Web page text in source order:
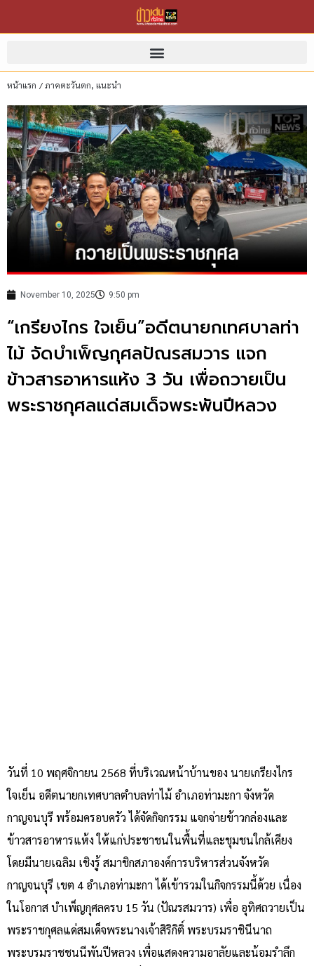
หน้าแรก /ภาคตะวันตก, แนะนำ
November 10, 2025 9:50 pm
“เกรียงไกร ใจเย็น”อดีตนายกเทศบาลท่า
ไม้ จัดบำเพ็ญกุศลปัณรสมวาร แจก
ข้าวสารอาหารแห้ง 3 วัน เพื่อถวายเป็น
พระราชกุศลแด่สมเด็จพระพันปีหลวง
วันที่ 10 พฤศจิกายน 2568 ที่บริเวณหน้าบ้านของ นายเกรียงไกร
ใจเย็น อดีตนายกเทศบาลตำบลท่าไม้ อำเภอท่ามะกา จังหวัด
กาญจนบุรี พร้อมครอบครัว ได้จัดกิจกรรม แจกจ่ายข้าวกล่องและ
ข้าวสารอาหารแห้ง ให้แก่ประชาชนในพื้นที่และชุมชนใกล้เคียง
โดยมีนายเฉลิม เชิงรู้ สมาชิกสภาองค์การบริหารส่วนจังหวัด
กาญจนบุรี เขต 4 อำเภอท่ามะกา ได้เข้ารวมในกิจกรรมนี้ด้วย เนื่อง
ในโอกาส บำเพ็ญกุศลครบ 15 วัน (ปัณรสมวาร) เพื่อ อุทิศถวายเป็น
พระราชกุศลแด่สมเด็จพระนางเจ้าสิริกิติ์ พระบรมราชินีนาถ
พระบรมราชชนนีพันปีหลวง เพื่อแสดงความอาลัยและน้อมรำลึก